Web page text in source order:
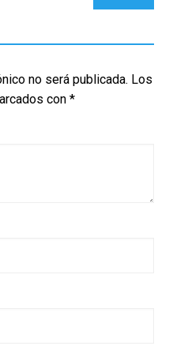
no será publicada. Los
con *